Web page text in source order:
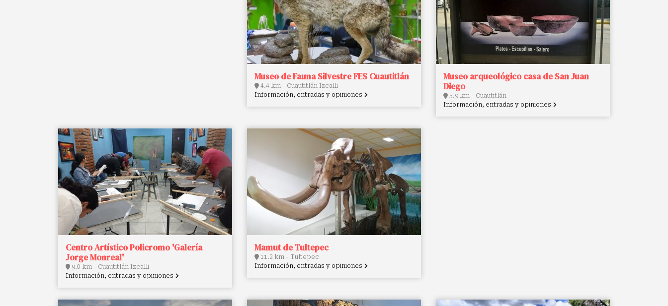
Museo de Fauna Silvestre FES Cuautitlán
4.4 km - Cuautitlán Izcalli
Información, entradas y opiniones
Museo arqueológico casa de San Juan
Diego
5.9 km - Cuautitlán
Información, entradas y opiniones
Centro Artístico Policromo 'Galería
Jorge Monreal'
9.0 km - Cuautitlán Izcalli
Información, entradas y opiniones
Mamut de Tultepec
11.2 km - Tultepec
Información, entradas y opiniones